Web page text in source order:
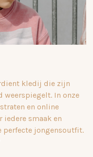
kledij die zijn
weerspiegelt. In onze
en online
iedere smaak en
perfecte jongensoutfit.